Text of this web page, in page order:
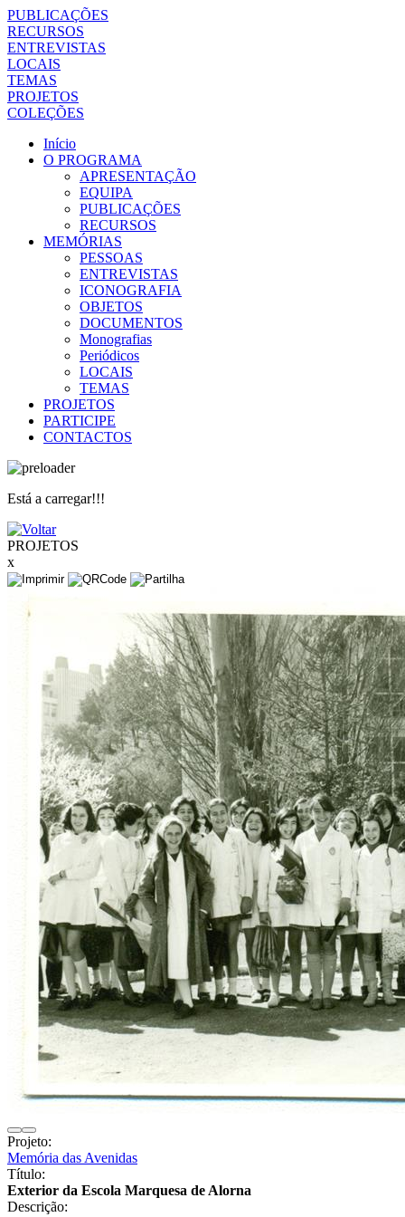
PUBLICAÇÕES
RECURSOS
ENTREVISTAS
LOCAIS
TEMAS
PROJETOS
COLEÇÕES
Início
O PROGRAMA
APRESENTAÇÃO
EQUIPA
PUBLICAÇÕES
RECURSOS
MEMÓRIAS
PESSOAS
ENTREVISTAS
ICONOGRAFIA
OBJETOS
DOCUMENTOS
Monografias
Periódicos
LOCAIS
TEMAS
PROJETOS
PARTICIPE
CONTACTOS
Está a carregar!!!
PROJETOS
x
Projeto:
Memória das Avenidas
Título:
Exterior da Escola Marquesa de Alorna
Descrição: